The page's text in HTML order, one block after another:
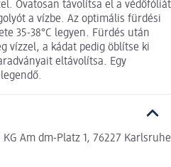
Óvatosan távolítsa el a védőfóliát
a vízbe. Az optimális fürdési
35-38°C legyen. Fürdés után
vízzel, a kádat pedig öblítse ki
eltávolítsa. Egy
Am dm-Platz 1, 76227 Karlsruhe